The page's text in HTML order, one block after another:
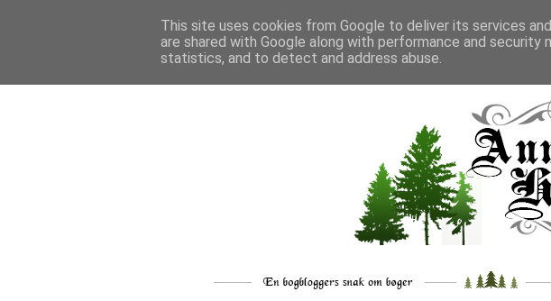
___ _.
This site uses cookies from Google to deliver its services
are shared with Google along with performance and
statistics, and to detect and address abuse.